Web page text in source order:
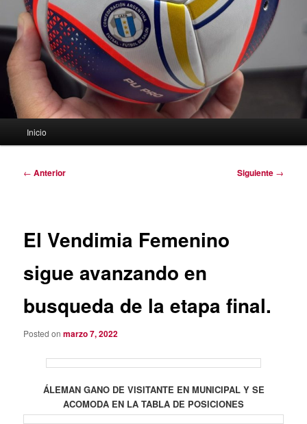
Inicio
Navegación
← Anterior Siguiente →
El Vendimia Femenino
sigue avanzando en
busqueda de la etapa final.
Posted onmarzo 7, 2022
ÁLEMAN GANO DE VISITANTE EN MUNICIPAL Y SE
ACOMODA EN LA TABLA DE POSICIONES